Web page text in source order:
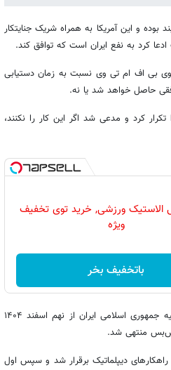
بوده و این آمریکا به همراه شریک جنایتکار
کرد به نفع ایران است که توافق کند.
بی اف ام تی وی نسبت به زمان دستیابی
حاصل خواهد شد یا نه.
تکرار کرد و مدعی شد اگر این کار را نکنند،
الاستیک ورزشی, خرید توی تخفیف
ویژه
باتخفیف بخر
به گزارش ایرنا، تجاوز نظامی مشترک رژیم‌های صهیونیستی و آمریکا علیه جمهوری اسلامی ایران از نهم اسفند ۱۴۰۴
شدن فرصت برای راهکارهای دیپلماتیک برقرار شد و سپس اول